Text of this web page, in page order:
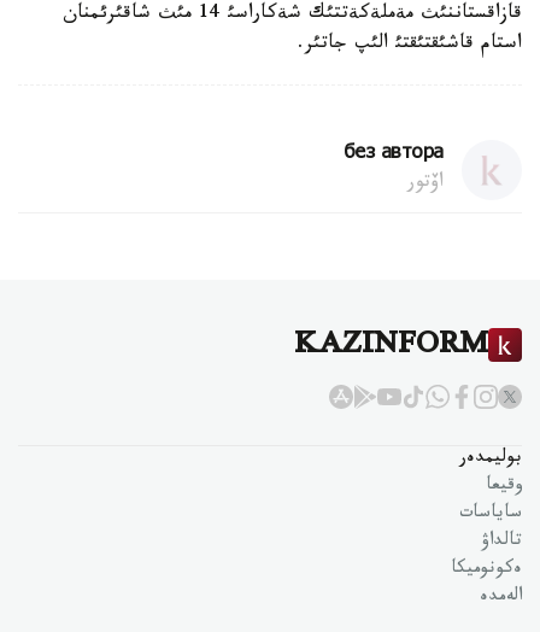
قازاقستاننئث مةملةكةتتئك شةكاراسئ 14 مئث شاقئرئمنان
استام قاشئقتئقتئ الئپ جاتئر.
без автора
اۆتور
KAZINFORM
بوليمدەر
وقيعا
ساياسات
تالداۋ
ەكونوميكا
الەمدە